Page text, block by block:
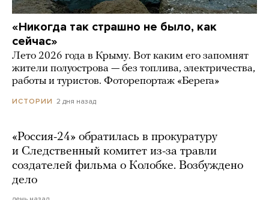
«Никогда так страшно не было, как
сейчас»
Лето 2026 года в Крыму. Вот каким его запомнят
жители полуострова — без топлива, электричества,
работы и туристов. Фоторепортаж «Берега»
ИСТОРИИ 2 дня назад
«Россия-24» обратилась в прокуратуру
и Следственный комитет из-за травли
создателей фильма о Колобке. Возбуждено
дело